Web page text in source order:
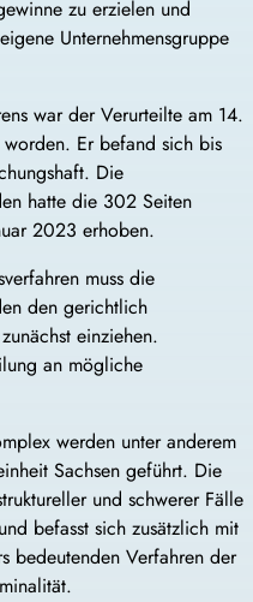
zu erzielen und
Unternehmensgruppe
war der Verurteilte am 14.
Er befand sich bis
Die
hatte die 302 Seiten
2023 erhoben.
muss die
den gerichtlich
einziehen.
an mögliche
werden unter anderem
Sachsen geführt. Die
und schwerer Fälle
befasst sich zusätzlich mit
bedeutenden Verfahren der